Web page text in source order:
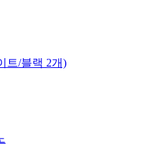
트/블랙 2개)